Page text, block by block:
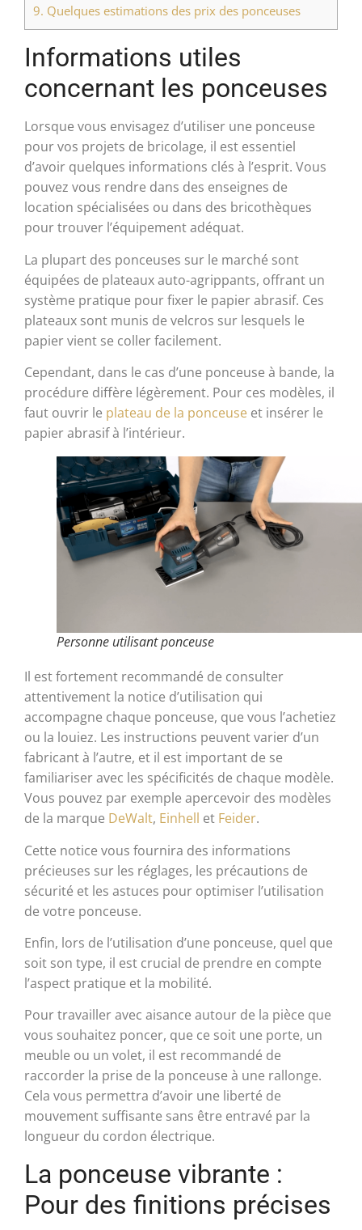
9. Quelques estimations des prix des ponceuses
Informations utiles
concernant les ponceuses
Lorsque vous envisagez d’utiliser une ponceuse
pour vos projets de bricolage, il est essentiel
d’avoir quelques informations clés à l’esprit. Vous
pouvez vous rendre dans des enseignes de
location spécialisées ou dans des bricothèques
pour trouver l’équipement adéquat.
La plupart des ponceuses sur le marché sont
équipées de plateaux auto-agrippants, offrant un
système pratique pour fixer le papier abrasif. Ces
plateaux sont munis de velcros sur lesquels le
papier vient se coller facilement.
Cependant, dans le cas d’une ponceuse à bande, la
procédure diffère légèrement. Pour ces modèles, il
faut ouvrir le plateau de la ponceuse et insérer le
papier abrasif à l’intérieur.
Personne utilisant ponceuse
Il est fortement recommandé de consulter
attentivement la notice d’utilisation qui
accompagne chaque ponceuse, que vous l’achetiez
ou la louiez. Les instructions peuvent varier d’un
fabricant à l’autre, et il est important de se
familiariser avec les spécificités de chaque modèle.
Vous pouvez par exemple apercevoir des modèles
de la marque DeWalt, Einhell et Feider.
Cette notice vous fournira des informations
précieuses sur les réglages, les précautions de
sécurité et les astuces pour optimiser l’utilisation
de votre ponceuse.
Enfin, lors de l’utilisation d’une ponceuse, quel que
soit son type, il est crucial de prendre en compte
l’aspect pratique et la mobilité.
Pour travailler avec aisance autour de la pièce que
vous souhaitez poncer, que ce soit une porte, un
meuble ou un volet, il est recommandé de
raccorder la prise de la ponceuse à une rallonge.
Cela vous permettra d’avoir une liberté de
mouvement suffisante sans être entravé par la
longueur du cordon électrique.
La ponceuse vibrante :
Pour des finitions précises